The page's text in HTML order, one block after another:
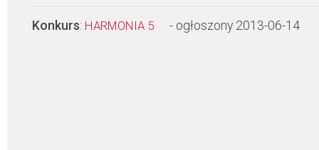
Konkurs: HARMONIA 5 - ogłoszony 2013-06-14